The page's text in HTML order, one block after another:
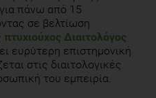
πάνω από 15
σε βελτίωση
πτυχιούχος Διαιτολόγος
ευρύτερη επιστημονική
στις διαιτολογικές
του εμπειρία.